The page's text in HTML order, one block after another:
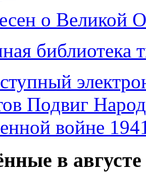
о Великой
библиотека
в августе